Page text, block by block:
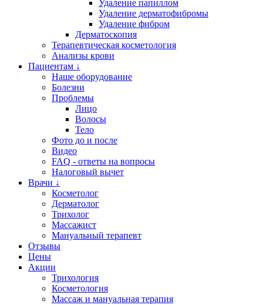
Удаление папиллом
Удаление дерматофибромы
Удаление фибром
Дерматоскопия
Терапевтическая косметология
Анализы крови
Пациентам ↓
Наше оборудование
Болезни
Проблемы
Лицо
Волосы
Тело
Фото до и после
Видео
FAQ - ответы на вопросы
Налоговый вычет
Врачи ↓
Косметолог
Дерматолог
Трихолог
Массажист
Мануальный терапевт
Отзывы
Цены
Акции
Трихология
Косметология
Массаж и мануальная терапия